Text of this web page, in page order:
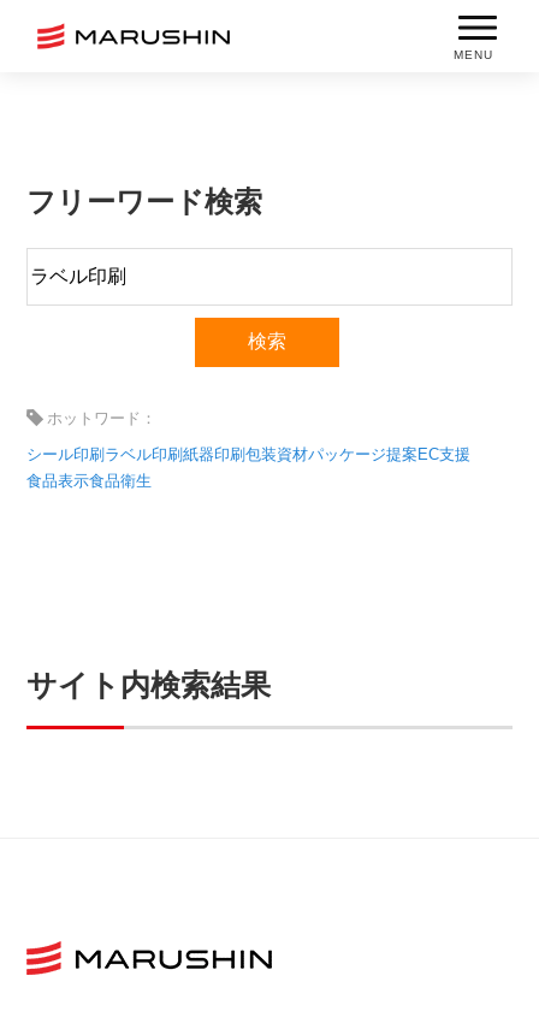
MENU
フリーワード検索
ホットワード：
シール印刷ラベル印刷紙器印刷包装資材パッケージ提案EC支援
食品表示食品衛生
サイト内検索結果